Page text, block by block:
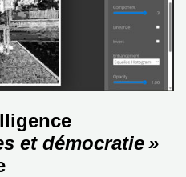
et démocratie »